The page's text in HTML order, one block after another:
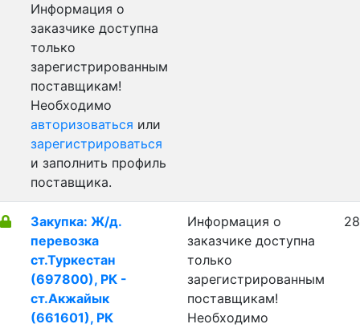
Информация о
заказчике доступна
только
зарегистрированным
поставщикам!
Необходимо
авторизоваться или
зарегистрироваться
и заполнить профиль
поставщика.
Закупка: Ж/д.
перевозка
ст.Туркестан
(697800), РК -
ст.Акжайык
(661601), РК
Информация о
заказчике доступна
только
зарегистрированным
поставщикам!
Необходимо